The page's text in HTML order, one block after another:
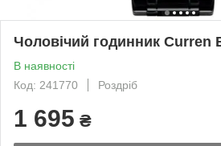
Чоловічий годинник Curren
В наявності
Код: 241770
Роздріб
1 695 ₴